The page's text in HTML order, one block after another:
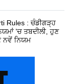
Rules : ਚੰਡੀਗੜ੍ਹ
'ਚ ਤਬਦੀਲੀ, ਹੁਣ
ਨਵੇਂ ਨਿਯਮ